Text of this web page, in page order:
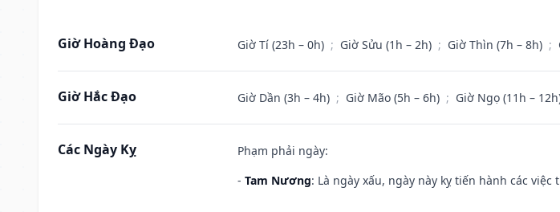
Giờ Hoàng Đạo Giờ Tí (23h – 0h) ; Giờ Sửu (1h – 2h) ; Giờ Thìn (7h – 8h) ;
Giờ Hắc Đạo Giờ Dần (3h – 4h) ; Giờ Mão (5h – 6h) ; Giờ Ngọ (11h –
Các Ngày Kỵ
Phạm phải ngày:
- Tam Nương: Là ngày xấu, ngày này kỵ tiến hành các